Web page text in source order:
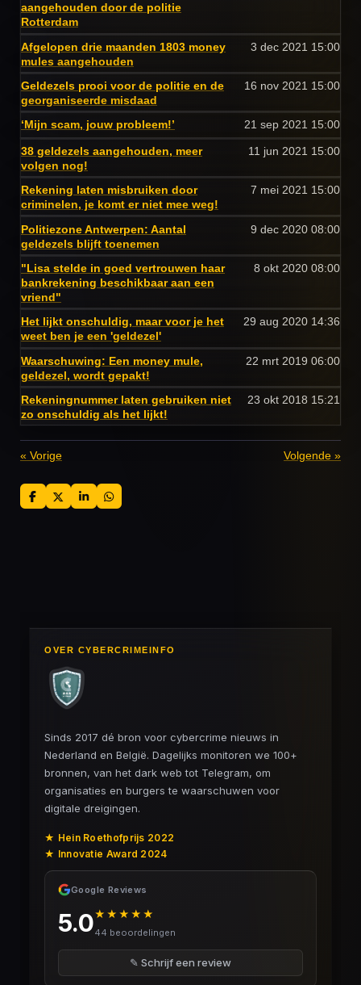
aangehouden door de politie
Rotterdam
Afgelopen drie maanden 1803 money
mules aangehouden
3 dec 2021 15:00
Geldezels prooi voor de politie en de
georganiseerde misdaad
16 nov 2021 15:00
‘Mijn scam, jouw probleem!’ 21 sep 2021 15:00
38 geldezels aangehouden, meer
volgen nog!
11 jun 2021 15:00
Rekening laten misbruiken door
criminelen, je komt er niet mee weg!
7 mei 2021 15:00
Politiezone Antwerpen: Aantal
geldezels blijft toenemen
9 dec 2020 08:00
"Lisa stelde in goed vertrouwen haar
bankrekening beschikbaar aan een
vriend"
8 okt 2020 08:00
Het lijkt onschuldig, maar voor je het
weet ben je een 'geldezel'
29 aug 2020 14:36
Waarschuwing: Een money mule,
geldezel, wordt gepakt!
22 mrt 2019 06:00
Rekeningnummer laten gebruiken niet
zo onschuldig als het lijkt!
23 okt 2018 15:21
« Vorige Volgende »
D
e
D
e
S
h
D
e
OVER CYBERCRIMEINFO
Sinds 2017 dé bron voor cybercrime nieuws in
Nederland en België. Dagelijks monitoren we 100+
bronnen, van het dark web tot Telegram, om
organisaties en burgers te waarschuwen voor
digitale dreigingen.
★ Hein Roethofprijs 2022
★ Innovatie Award 2024
Google Reviews
5.0★★★★★
44 beoordelingen
✎ Schrijf een review